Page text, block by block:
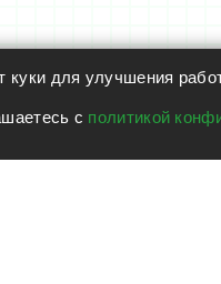
куки для улучшения
с политикой